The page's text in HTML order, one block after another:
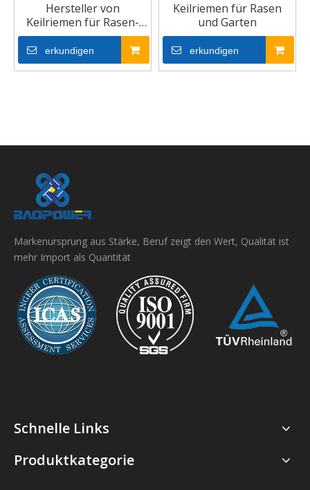
Hersteller von
Keilriemen für Rasen-
und Gartengetriebe
erkundigen
Keilriemen für Rasen
und Garten
erkundigen
Markenursprung aus Stärke, Beruf zeigt den Wert, Qualität ist
mehr Import als Quantität
Schnelle Links
Produktkategorie